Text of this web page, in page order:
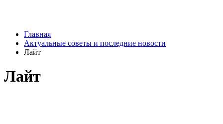
Главная
Актуальные советы и последние новости
Лайт
Лайт